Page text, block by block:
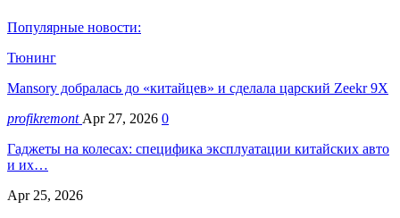
Популярные новости:
Тюнинг
Mansory добралась до «китайцев» и сделала царский Zeekr 9X
profikremont Apr 27, 2026 0
Гаджеты на колесах: специфика эксплуатации китайских авто
и их…
Apr 25, 2026